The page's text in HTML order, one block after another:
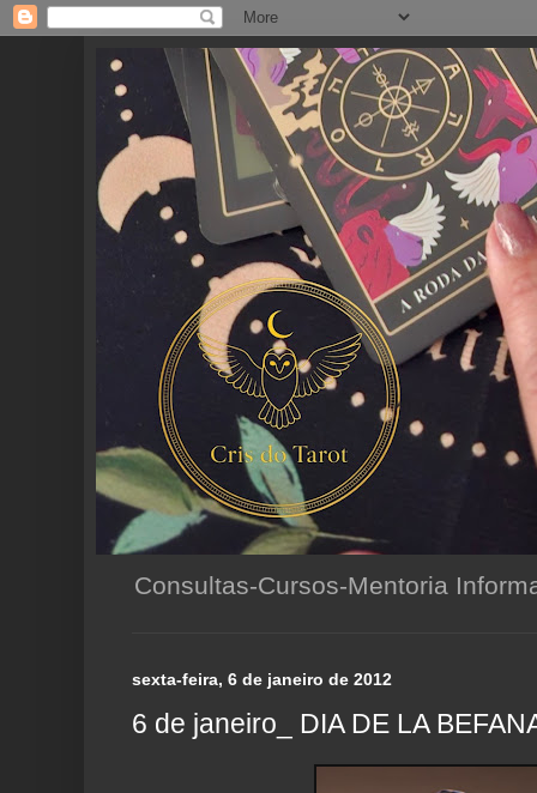
Consultas-Cursos-Mentoria
sexta-feira, 6 de janeiro de 2012
6 de janeiro_ DIA DE LA